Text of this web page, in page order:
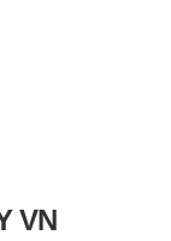
VN